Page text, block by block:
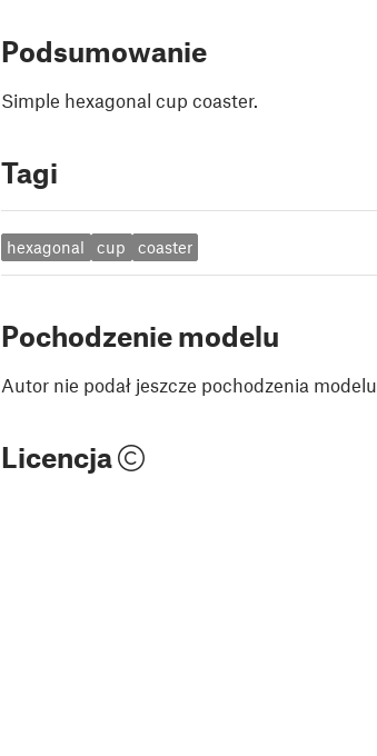
Podsumowanie
Simple hexagonal cup coaster.
Tagi
hexagonal cup coaster
Pochodzenie modelu
Autor nie podał jeszcze pochodzenia modelu.
Licencja